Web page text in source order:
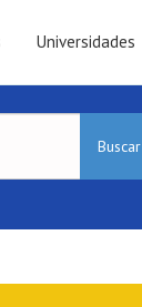
Universidades
Buscar